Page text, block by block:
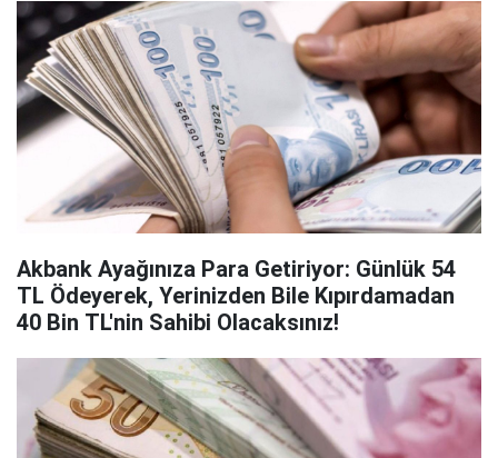
Akbank Ayağınıza Para Getiriyor: Günlük 54
TL Ödeyerek, Yerinizden Bile Kıpırdamadan
40 Bin TL'nin Sahibi Olacaksınız!